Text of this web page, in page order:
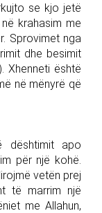
se kjo jetë
krahasim me
Sprovimet nga
dhe besimit
Xhenneti është
në mënyrë që
dështimit apo
për një kohë.
vetën prej
të marrim një
me Allahun,